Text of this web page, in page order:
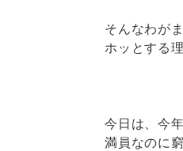
そんなわが
ホッとする
今日は、今
満員なのに